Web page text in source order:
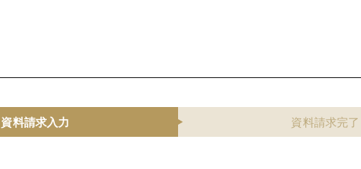
資料請求入力 資料請求完了